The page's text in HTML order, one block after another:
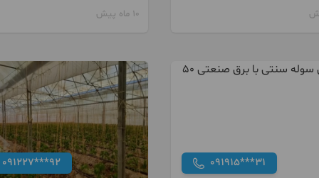
10 ماه پیش
091915***31
091227***92